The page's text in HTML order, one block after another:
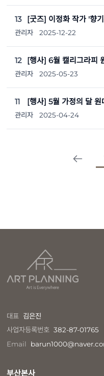
13
관리자 2025-12-22
12 [행사] 6월 캘리그라피
관리자 2025-05-23
11 [행사] 5월 가정의 달 원
관리자 2025-04-24
대표 김은진
사업자등록번호 382-87-01765
Email
부산본사